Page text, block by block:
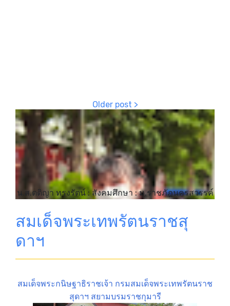
น.ส.ตติญา ทรงรัตน์ : สังคมศึกษา : ม.ราชภัฎนครสวรรค์
สมเด็จพระเทพรัตนราชสุ
ดาฯ
สมเด็จพระกนิษฐาธิราชเจ้า กรมสมเด็จพระเทพรัตนราช
สุดาฯ สยามบรมราชกุมารี